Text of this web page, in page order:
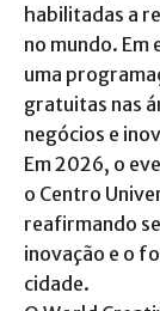
habilitadas a
no mundo.
uma
gratuitas nas
negócios e
Em 2026, o
o Centro
reafirmando
inovação e o
cidade.